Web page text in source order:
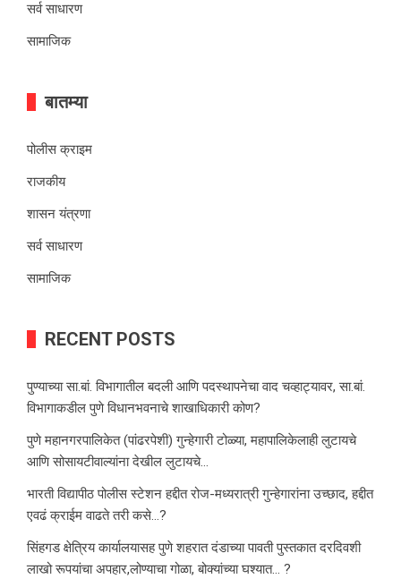
सर्व साधारण
सामाजिक
बातम्या
पोलीस क्राइम
राजकीय
शासन यंत्रणा
सर्व साधारण
सामाजिक
RECENT POSTS
पुण्याच्या सा.बां. विभागातील बदली आणि पदस्थापनेचा वाद चव्हाट्यावर, सा.बां.
विभागाकडील पुणे विधानभवनाचे शाखाधिकारी कोण?
पुणे महानगरपालिकेत (पांढरपेशी) गुन्हेगारी टोळ्या, महापालिकेलाही लुटायचे
आणि सोसायटीवाल्यांना देखील लुटायचे…
भारती विद्यापीठ पोलीस स्टेशन हद्दीत रोज-मध्यरात्री गुन्हेगारांना उच्छाद, हद्दीत
एवढं क्राईम वाढते तरी कसे…?
सिंहगड क्षेत्रिय कार्यालयासह पुणे शहरात दंडाच्या पावती पुस्तकात दरदिवशी
लाखो रूपयांचा अपहार,लोण्याचा गोळा, बोक्यांच्या घश्यात… ?